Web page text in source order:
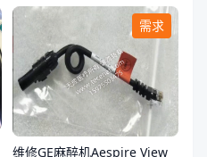
需求
维修GE麻醉机Aespire View